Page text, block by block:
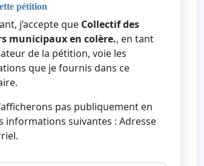
pétition
j’accepte que Collectif des
municipaux en colère., en tant
de la pétition, voie les
que je fournis dans ce
pas publiquement en
informations suivantes : Adresse